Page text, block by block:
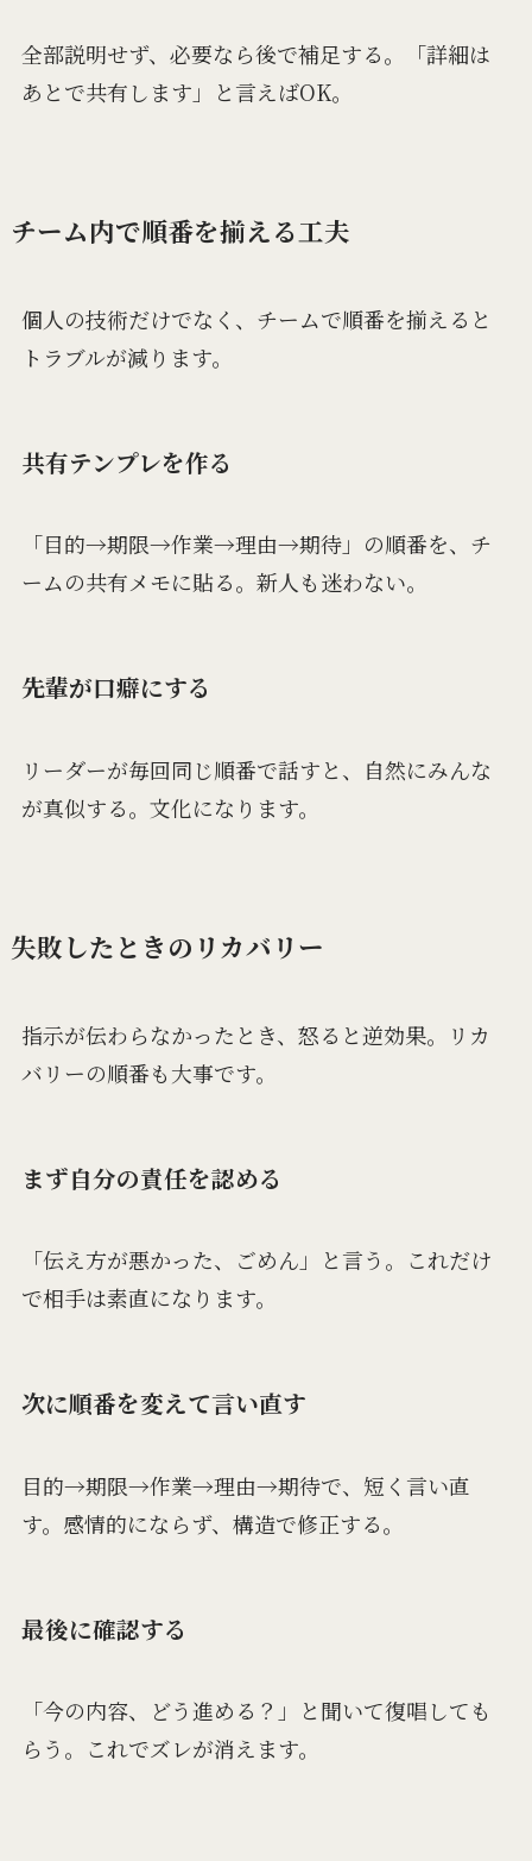
全部説明せず、必要なら後で補足する。「詳細は
あとで共有します」と言えばOK。
チーム内で順番を揃える工夫
個人の技術だけでなく、チームで順番を揃えると
トラブルが減ります。
共有テンプレを作る
「目的→期限→作業→理由→期待」の順番を、チ
ームの共有メモに貼る。新人も迷わない。
先輩が口癖にする
リーダーが毎回同じ順番で話すと、自然にみんな
が真似する。文化になります。
失敗したときのリカバリー
指示が伝わらなかったとき、怒ると逆効果。リカ
バリーの順番も大事です。
まず自分の責任を認める
「伝え方が悪かった、ごめん」と言う。これだけ
で相手は素直になります。
次に順番を変えて言い直す
目的→期限→作業→理由→期待で、短く言い直
す。感情的にならず、構造で修正する。
最後に確認する
「今の内容、どう進める？」と聞いて復唱しても
らう。これでズレが消えます。